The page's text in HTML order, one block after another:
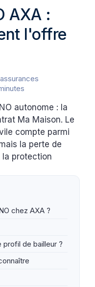
AXA :
l'offre
autonome : la
Ma Maison. Le
compte parmi
la perte de
protection
chez AXA ?
de bailleur ?